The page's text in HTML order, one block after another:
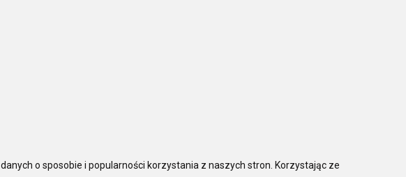
o sposobie i popularności korzystania z naszych stron. Korzystając ze